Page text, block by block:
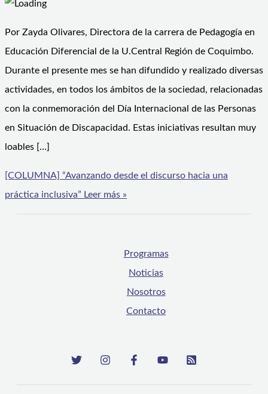
Por Zayda Olivares, Directora de la carrera de Pedagogía en
Educación Diferencial de la U.Central Región de Coquimbo.
Durante el presente mes se han difundido y realizado diversas
actividades, en todos los ámbitos de la sociedad, relacionadas
con la conmemoración del Día Internacional de las Personas
en Situación de Discapacidad. Estas iniciativas resultan muy
loables […]
[COLUMNA] “Avanzando desde el discurso hacia una
práctica inclusiva” Leer más »
Programas
Noticias
Nosotros
Contacto